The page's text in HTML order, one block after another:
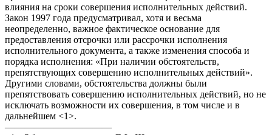
влияния на сроки совершения исполнительных действий.
Закон 1997 года предусматривал, хотя и весьма
неопределенно, важное фактическое основание для
предоставления отсрочки или рассрочки исполнения
исполнительного документа, а также изменения способа и
порядка исполнения: «При наличии обстоятельств,
препятствующих совершению исполнительных действий».
Другими словами, обстоятельства должны были
препятствовать совершению исполнительных действий, но не
исключать возможности их совершения, в том числе и в
дальнейшем <1>.
———————————